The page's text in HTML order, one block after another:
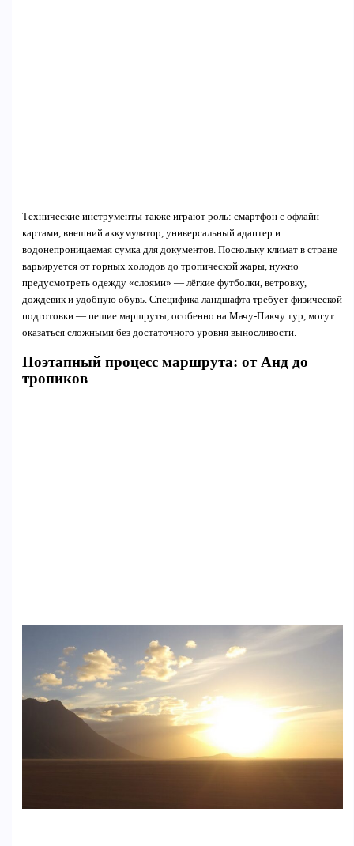
Технические инструменты также играют роль: смартфон с офлайн-
картами, внешний аккумулятор, универсальный адаптер и
водонепроницаемая сумка для документов. Поскольку климат в стране
варьируется от горных холодов до тропической жары, нужно
предусмотреть одежду «слоями» — лёгкие футболки, ветровку,
дождевик и удобную обувь. Специфика ландшафта требует физической
подготовки — пешие маршруты, особенно на Мачу-Пикчу тур, могут
оказаться сложными без достаточного уровня выносливости.
Поэтапный процесс маршрута: от Анд до
тропиков